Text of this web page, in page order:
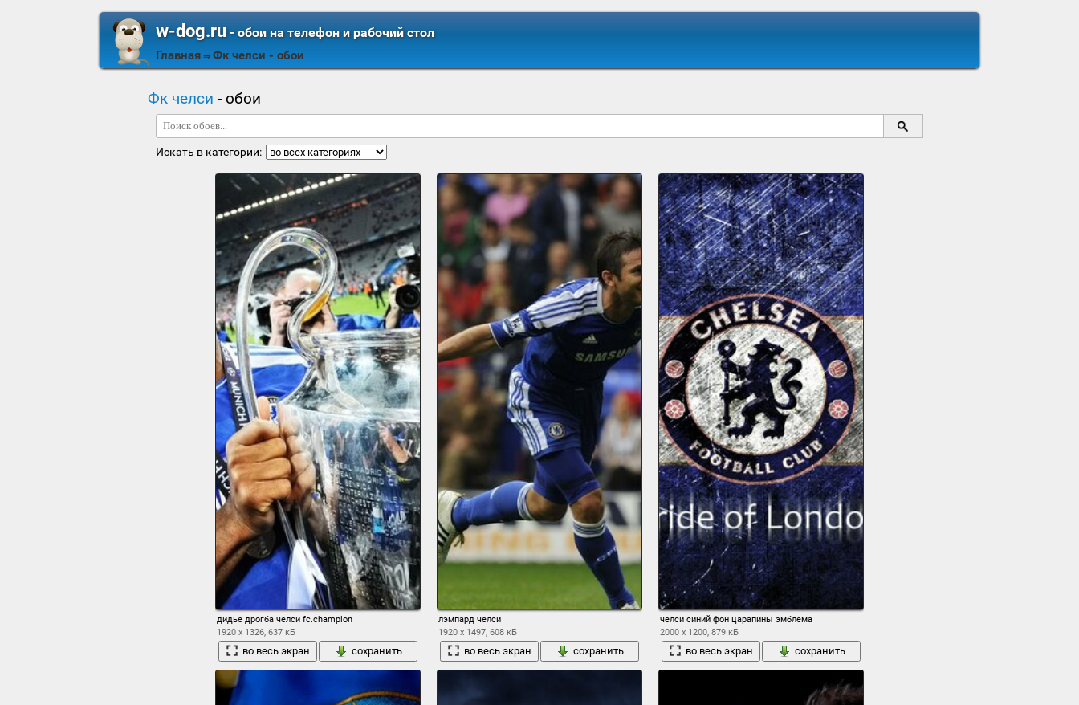
w-dog.ru- обои на телефон и рабочий стол
Главная ⇒ Фк челси - обои
Фк челси - обои
Искать в категории:
дидье дрогба челси fc.champion
1920 x 1326, 637 кБ
во весь экран сохранить
лэмпард челси
1920 x 1497, 608 кБ
во весь экран сохранить
челси синий фон царапины эмблема
2000 x 1200, 879 кБ
во весь экран сохранить